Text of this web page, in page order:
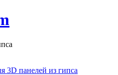
3D панелей из гипса